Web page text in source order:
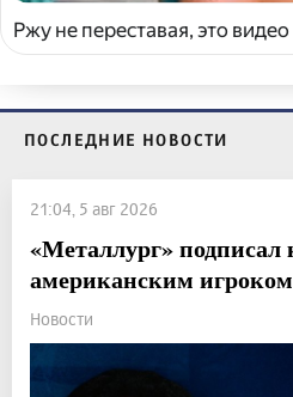
Ржу не переставая, это
ПОСЛЕДНИЕ НОВОСТИ
21:04, 5 авг 2026
«Металлург» подписал
американским игроком
Новости